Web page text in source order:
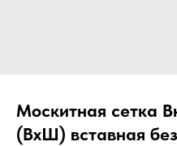
Москитная сетка
(ВхШ) вставная